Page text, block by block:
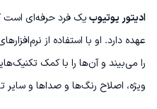
ادیتور یوتیوبیک فرد حرفه‌ای است
عهده دارد. او با استفاده از
را می‌بیند و آن‌ها را با کمک
ویژه، اصلاح رنگ‌ها و صداها و سایر